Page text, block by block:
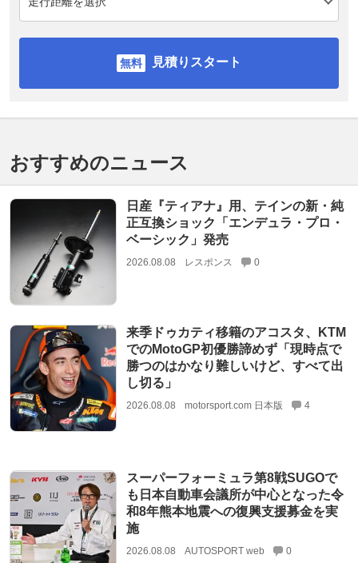
見積りスタート
おすすめのニュース
日産『ティアナ』用、テインの新・純
正互換ショック「エンデュラ・プロ・
ベーシック」発売
2026.08.08 レスポンス 0
来季ドゥカティ移籍のアコスタ、KTM
でのMotoGP初優勝諦めず「現時点で
勝つのはかなり難しいけど、すべて出
し切る」
2026.08.08 motorsport.com 日本版 4
スーパーフォーミュラ第8戦SUGOで
も日本自動車会議所が中心となった令
和8年熊本地震への復興支援募金を実
施
2026.08.08 AUTOSPORT web 0